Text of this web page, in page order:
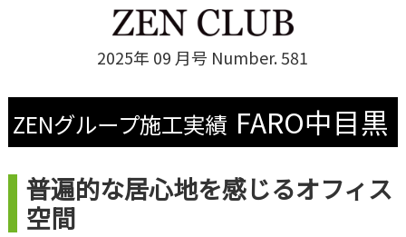
2025年 09 月号 Number. 581
ZENグループ施工実績 FARO中目黒
普遍的な居心地を感じるオフィス
空間